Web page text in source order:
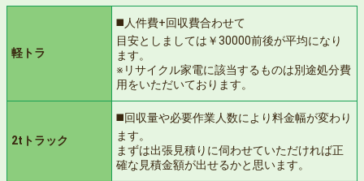
軽トラ
◼️人件費+回収費合わせて
目安としましては￥30000前後が平均になり
ます。
※リサイクル家電に該当するものは別途処分費
用をいただいております。
2tトラック
◼️回収量や必要作業人数により料金幅が変わり
ます。
まずは出張見積りに伺わせていただければ正
確な見積金額が出せるかと思います。